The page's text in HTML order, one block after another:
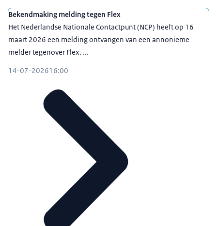
Bekendmaking melding tegen Flex
Het Nederlandse Nationale Contactpunt (NCP) heeft op 16
maart 2026 een melding ontvangen van een annonieme
melder tegenover Flex. ...
14-07-202616:00